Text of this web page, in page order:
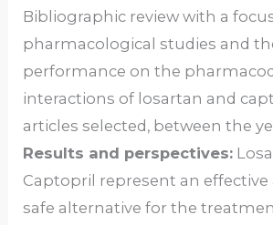
Bibliographic review with a
pharmacological studies and
performance on the
interactions of losartan and
articles selected, between the
Results and perspectives:
Captopril represent an
safe alternative for the